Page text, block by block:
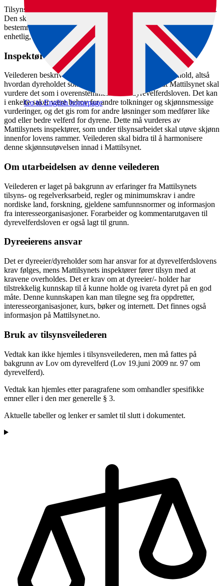
Go to English homepage
Tilsynsveilederen skal bidra til å fremme dyrevelferdslovens formål.
Den skal hjelpe Mattilsynets tilsynspersonell med å tolke
bestemmelsene i loven og bidra til at tilsynsarbeid er effektivt,
enhetlig, målrettet og av god kvalitet.
Inspektørene skal utøve skjønn
Veilederen beskriver noen nedre grenser for lovlig dyrehold, altså
hvordan dyreholdet som et minimum må være for at Mattilsynet skal
vurdere det som i overenstemmelse med dyrevelferdsloven. Det kan
i enkelte saker være behov for andre tolkninger og skjønnsmessige
vurderinger, og det gis rom for andre løsninger som medfører like
god eller bedre velferd for dyrene. Dette må vurderes av
Mattilsynets inspektører, som under tilsynsarbeidet skal utøve skjønn
innenfor lovens rammer. Veilederen skal bidra til å harmonisere
denne skjønnsutøvelsen innad i Mattilsynet.
Om utarbeidelsen av denne veilederen
Veilederen er laget på bakgrunn av erfaringer fra Mattilsynets
tilsyns- og regelverksarbeid, regler og minimumskrav i andre
nordiske land, forskning, gjeldene samfunnsnormer og informasjon
fra interesseorganisasjoner. Forarbeider og kommentarutgaven til
dyrevelferdsloven er også lagt til grunn.
Dyreeierens ansvar
Det er dyreeier/dyreholder som har ansvar for at dyrevelferdslovens
krav følges, mens Mattilsynets inspektører fører tilsyn med at
kravene overholdes. Det er krav om at dyreeier/- holder har
tilstrekkelig kunnskap til å kunne holde og ivareta dyret på en god
måte. Denne kunnskapen kan man tilegne seg fra oppdretter,
interesseorganisasjoner, kurs, bøker og internett. Det finnes også
informasjon på Mattilsynet.no.
Bruk av tilsynsveilederen
Vedtak kan ikke hjemles i tilsynsveilederen, men må fattes på
bakgrunn av Lov om dyrevelferd (Lov 19.juni 2009 nr. 97 om
dyrevelferd).
Vedtak kan hjemles etter paragrafene som omhandler spesifikke
emner eller i den mer generelle § 3.
Aktuelle tabeller og lenker er samlet til slutt i dokumentet.